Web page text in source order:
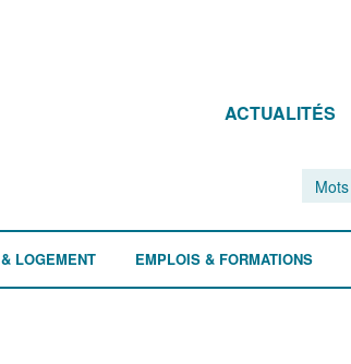
ACTUALITÉS
LOGEMENT EMPLOIS & FORMATIONS